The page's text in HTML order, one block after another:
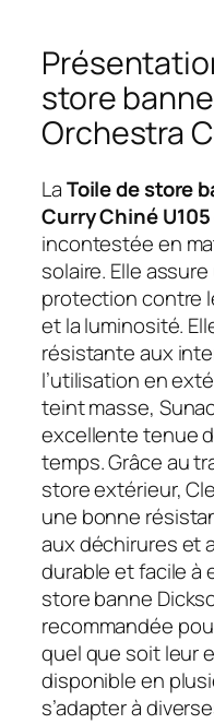
store
Orchestra
LaToile de store
Curry Chiné U105
incontestée en
solaire. Elle
protection contre
et la luminosité.
résistante aux
l’utilisation en
teint masse,
excellente tenue
temps. Grâce au
store extérieur,
une bonne
aux déchirures et
durable et facile à
store banne
recommandée
quel que soit leur
disponible en
s’adapter à